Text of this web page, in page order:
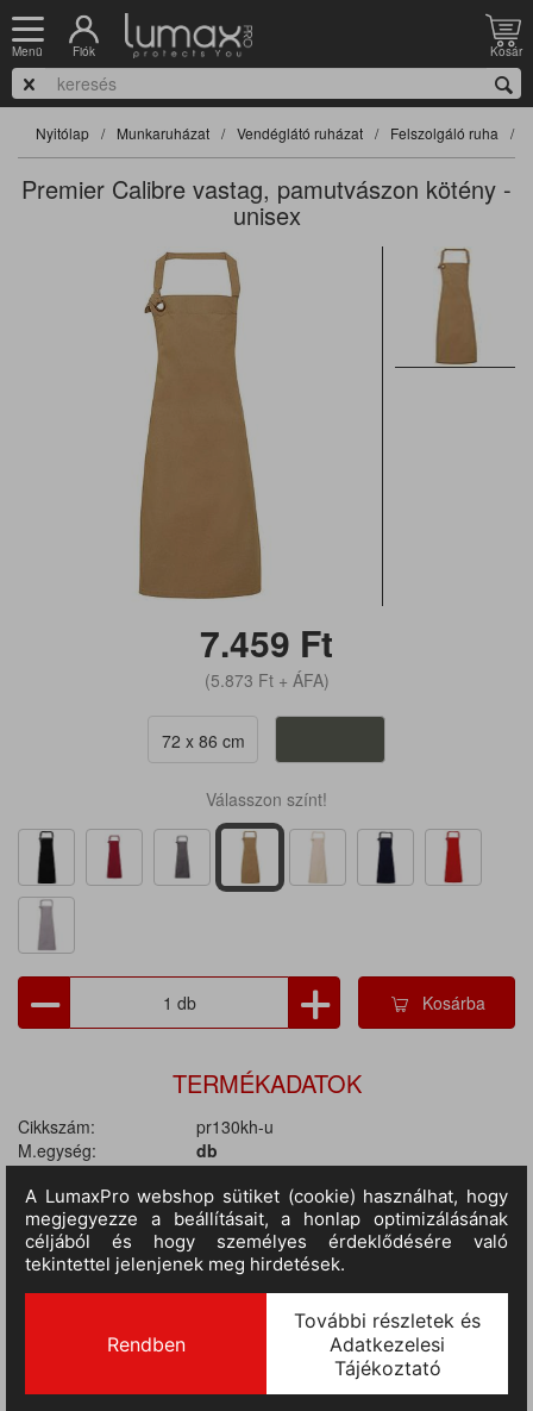
Menü Fiók Kosár
Nyitólap Munkaruházat Vendéglátó ruházat Felszolgáló ruha
Premier Calibre vastag, pamutvászon kötény -
unisex
7.459 Ft
(5.873 Ft+ ÁFA)
72 x 86 cm
Válasszon színt!
Kosárba
TERMÉKADATOK
Cikkszám:
pr130kh-u
M.egység:
db
Méret:
72 x 86 cm
Anyag:
Pamut
Tulajdonságok:
Melles kötény, Állítható nyakpánt
II.RAKTÁRON
(szállítási idő 3-7 nap) :
82 db
III.RAKTÁRON
(szállítási idő 9-14 nap)